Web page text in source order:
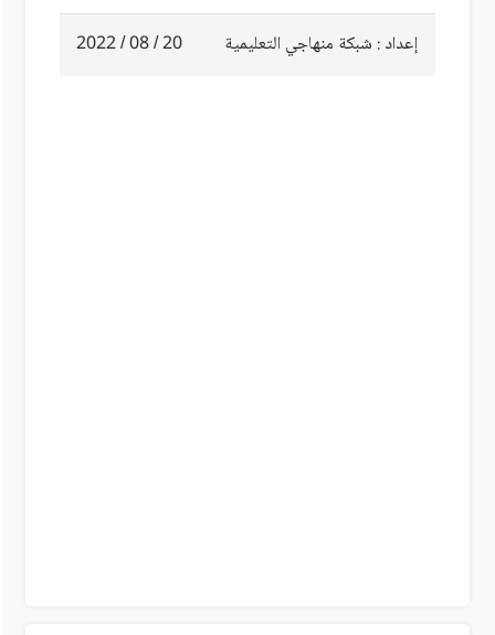
إعداد : شبكة منهاجي التعليمية 20 / 08 / 2022